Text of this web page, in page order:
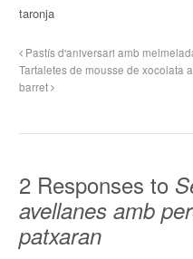
taronja
Pastís d'aniversari amb
Tartaletes de mousse de xocolata
barret
2 Responses to
avellanes amb
patxaran